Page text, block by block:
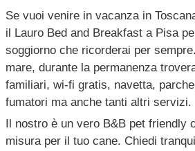
Se vuoi venire in vacanza in
il Lauro Bed and Breakfast a Pisa
soggiorno che ricorderai per
mare, durante la permanenza
familiari, wi-fi gratis, navetta,
fumatori ma anche tanti altri servizi.
Il nostro è un vero B&B pet friendly
misura per il tuo cane. Chiedi